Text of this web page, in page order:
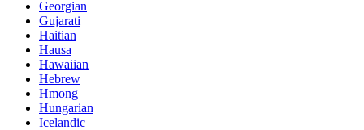
Georgian
Gujarati
Haitian
Hausa
Hawaiian
Hebrew
Hmong
Hungarian
Icelandic